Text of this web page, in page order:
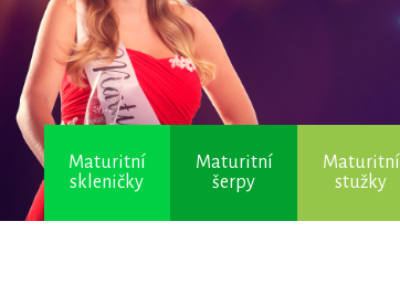
Maturitní
skleničky
Maturitní
šerpy
Maturitní
stužky